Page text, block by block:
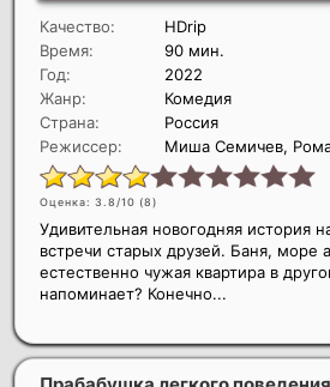
Качество:
HDrip
Время:
90 мин.
Год:
2022
Жанр:
Комедия
Страна:
Россия
Режиссер:
Миша Семичев,
Оценка: 3.8/10 (8)
Удивительная новогодняя история
встречи старых друзей. Баня, море
естественно чужая квартира в
напоминает? Конечно...